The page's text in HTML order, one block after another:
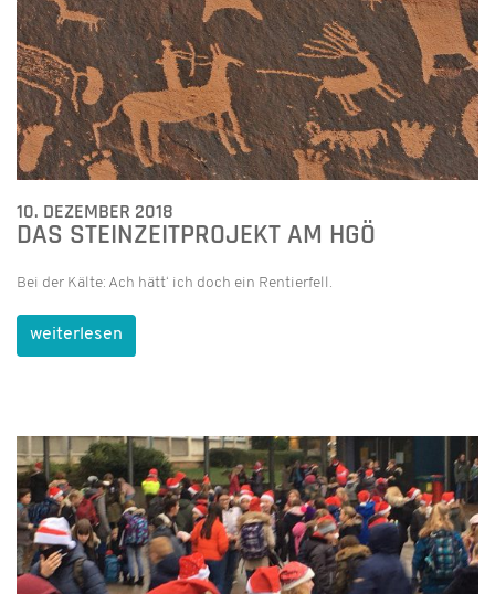
10. DEZEMBER 2018
DAS STEINZEITPROJEKT AM HGÖ
Bei der Kälte: Ach hätt‘ ich doch ein Rentierfell.
weiterlesen